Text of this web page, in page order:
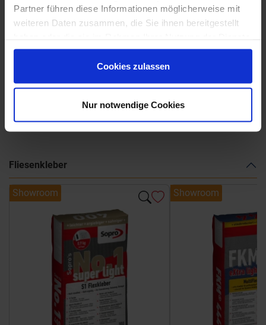
Partner führen diese Informationen möglicherweise mit
weiteren Daten zusammen, die Sie ihnen bereitgestellt
gesammelt haben.
Cookies zulassen
Nur notwendige Cookies
Fliesenkleber
Showroom Showroom